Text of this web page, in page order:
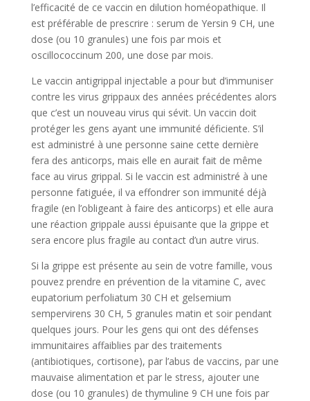
l’efficacité de ce vaccin en dilution homéopathique. Il
est préférable de prescrire : serum de Yersin 9 CH, une
dose (ou 10 granules) une fois par mois et
oscillococcinum 200, une dose par mois.
Le vaccin antigrippal injectable a pour but d’immuniser
contre les virus grippaux des années précédentes alors
que c’est un nouveau virus qui sévit. Un vaccin doit
protéger les gens ayant une immunité déficiente. S’il
est administré à une personne saine cette dernière
fera des anticorps, mais elle en aurait fait de même
face au virus grippal. Si le vaccin est administré à une
personne fatiguée, il va effondrer son immunité déjà
fragile (en l’obligeant à faire des anticorps) et elle aura
une réaction grippale aussi épuisante que la grippe et
sera encore plus fragile au contact d’un autre virus.
Si la grippe est présente au sein de votre famille, vous
pouvez prendre en prévention de la vitamine C, avec
eupatorium perfoliatum 30 CH et gelsemium
sempervirens 30 CH, 5 granules matin et soir pendant
quelques jours. Pour les gens qui ont des défenses
immunitaires affaiblies par des traitements
(antibiotiques, cortisone), par l’abus de vaccins, par une
mauvaise alimentation et par le stress, ajouter une
dose (ou 10 granules) de thymuline 9 CH une fois par